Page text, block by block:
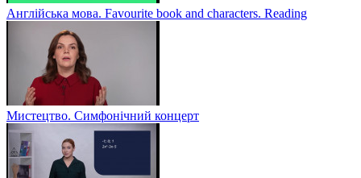
Англійська мова. Favourite book and characters. Reading
Мистецтво. Симфонічний концерт